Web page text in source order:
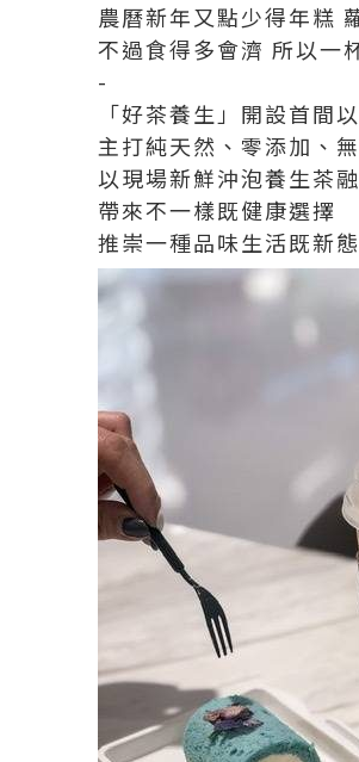
農曆新年又點少得年糕
不過食得多會濟 所以一
-
「好茶養生」開設首間
主打純天然、零添加、
以現場新鮮沖泡養生茶
帶來不一樣既健康選擇
推崇一種品味生活既新